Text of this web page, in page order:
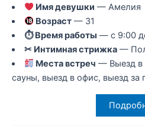
Имя девушки — Амелия
Возраст — 31
⏱ Время работы — с 9:00
✂ Интимная стрижка—
Места встреч — Выезд в
сауны, выезд в офис, выезд за